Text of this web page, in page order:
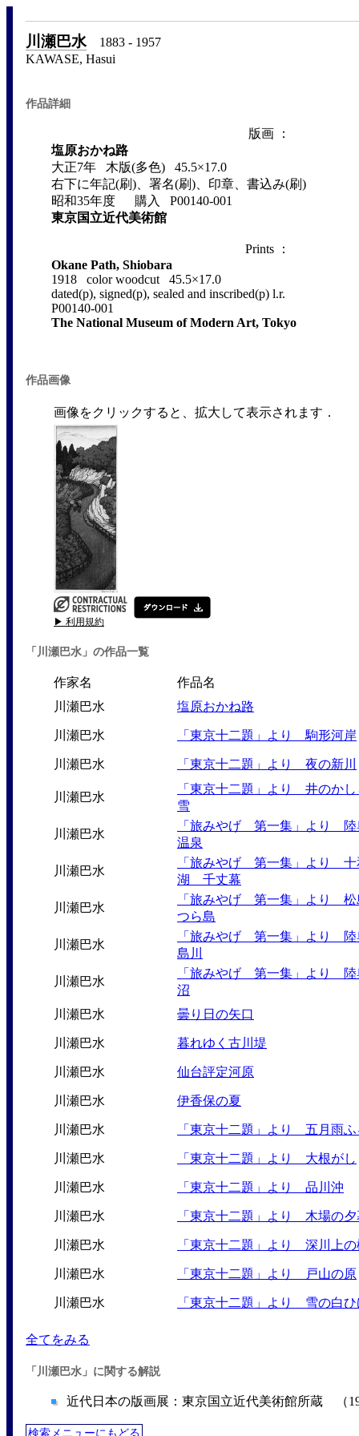
川瀬巴水1883 - 1957
KAWASE, Hasui
作品詳細
版画 ：
塩原おかね路
大正7年 木版(多色) 45.5×17.0
右下に年記(刷)、署名(刷)、印章、書込み(刷)
昭和35年度 購入 P00140-001
東京国立近代美術館
Prints ：
Okane Path, Shiobara
1918 color woodcut 45.5×17.0
dated(p), signed(p), sealed and inscribed(p) l.r.
P00140-001
The National Museum of Modern Art, Tokyo
作品画像
画像をクリックすると、拡大して表示されます．
▶ 利用規約
「川瀬巴水」の作品一覧
作家名
作品名
川瀬巴水
塩原おかね路
川瀬巴水 「東京十二題」より 駒形河岸
川瀬巴水 「東京十二題」より 夜の新川
川瀬巴水
「東京十二題」より 井のか
雪
川瀬巴水
「旅みやげ 第一集」より
温泉
川瀬巴水
「旅みやげ 第一集」より 十
湖 千丈幕
川瀬巴水
「旅みやげ 第一集」より
つら島
川瀬巴水
「旅みやげ 第一集」より
島川
川瀬巴水
「旅みやげ 第一集」より
沼
川瀬巴水
曇り日の矢口
川瀬巴水 暮れゆく古川堤
川瀬巴水 仙台評定河原
川瀬巴水 伊香保の夏
川瀬巴水 「東京十二題」より 五月雨
川瀬巴水 「東京十二題」より 大根がし
川瀬巴水 「東京十二題」より 品川沖
川瀬巴水 「東京十二題」より 木場の夕
川瀬巴水 「東京十二題」より 深川上の
川瀬巴水 「東京十二題」より 戸山の原
川瀬巴水 「東京十二題」より 雪の白ひ
全てをみる
「川瀬巴水」に関する解説
近代日本の版画展：東京国立近代美術館所蔵 （
検索メニューにもどる